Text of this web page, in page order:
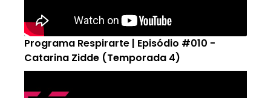
Programa Respirarte | Episódio #010 -
Catarina Zidde (Temporada 4)